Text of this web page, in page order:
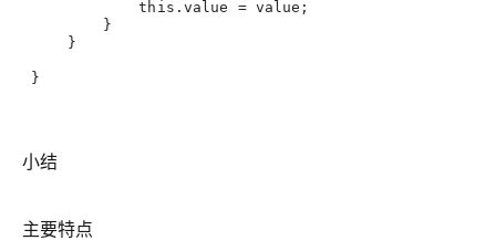
this.value = value ;
}
}
}
小结
主要特点